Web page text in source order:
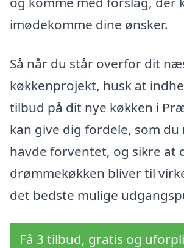
imødekomme dine ønsker.
Så når du står overfor dit
køkkenprojekt, husk at
tilbud på dit nye køkken i
kan give dig fordele, som du
havde forventet, og sikre at
drømmekøkken bliver til
det bedste mulige
Få 3 tilbud, gratis og